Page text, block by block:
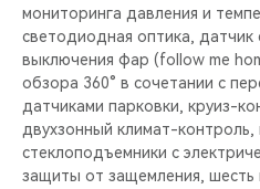
мониторинга давления и
светодиодная оптика, датчик
выключения фар (follow me
обзора 360° в сочетании с
датчиками парковки, круиз-
двухзонный климат-контроль,
cтеклоподъемники с
защиты от защемления, шесть